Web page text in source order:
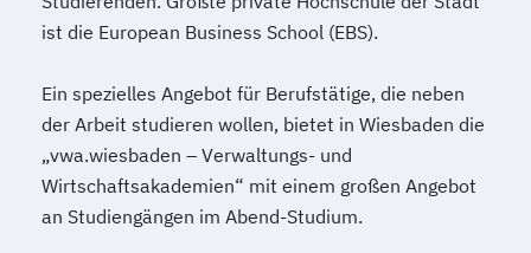
Geprüfte/r Pflegeberater/in nach § 7a SGB
Geprüfte/r Präventionsberater/in –
Gesundheitscoach
Geprüfte/r Python-Programmierer/in (SGD)
Geprüfte/r Qualitätsbeauftragte/r TÜV –
ist die European Business School (EBS).
Ein spezielles Angebot für Berufstätige, die neben
der Arbeit studieren wollen, bietet in Wiesbaden die
„vwa.wiesbaden – Verwaltungs- und
Wirtschaftsakademien“ mit einem großen Angebot
an Studiengängen im Abend-Studium.